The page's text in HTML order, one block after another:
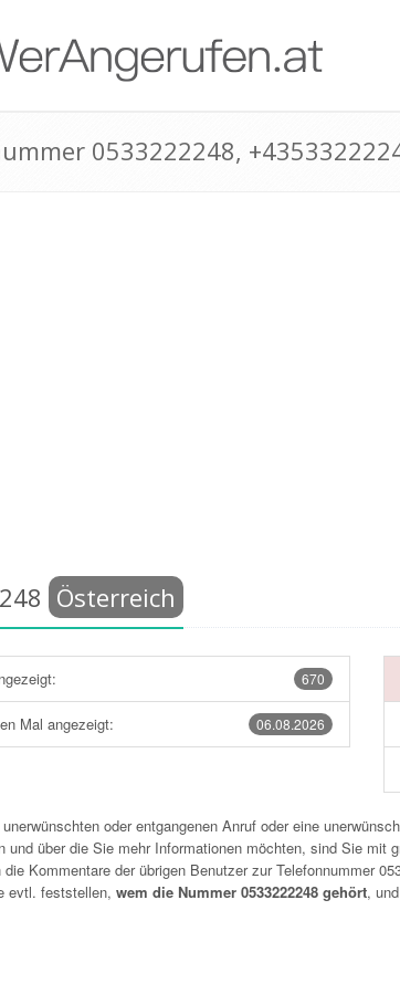
0533222248,
Österreich
670
06.08.2026
Mal angezeigt:
oder entgangenen Anruf oder eine
und über die Sie mehr Informationen möchten, sind Sie
Kommentare der übrigen Benutzer zur Telefonnummer
evtl. feststellen, wem die Nummer 0533222248 gehört,